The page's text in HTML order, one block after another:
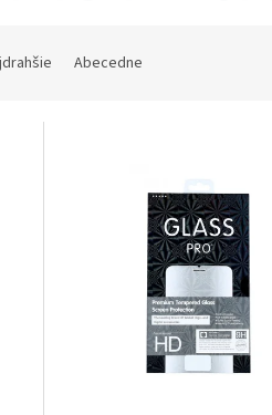
Abecedne